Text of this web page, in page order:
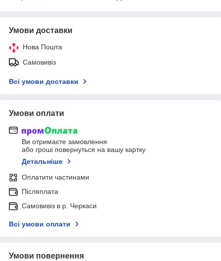
Умови доставки
Нова Пошта
Самовивіз
Всі умови доставки
Умови оплати
Ви отримаєте замовлення
або гроші повернуться на вашу картку
Детальніше
Оплатити частинами
Післяплата
Самовивіз в р. Черкаси
Всі умови оплати
Умови повернення